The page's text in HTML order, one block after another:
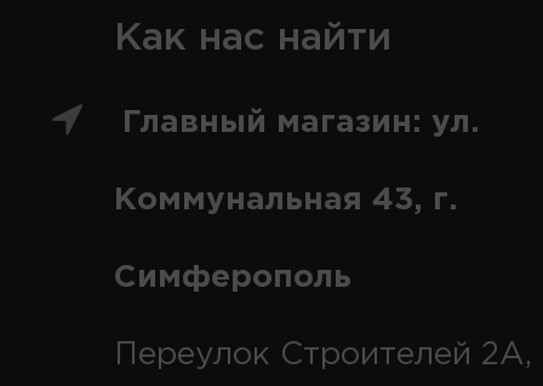
Как нас найти
Главный магазин: ул.
Коммунальная 43, г.
Симферополь
Переулок Строителей 2А,